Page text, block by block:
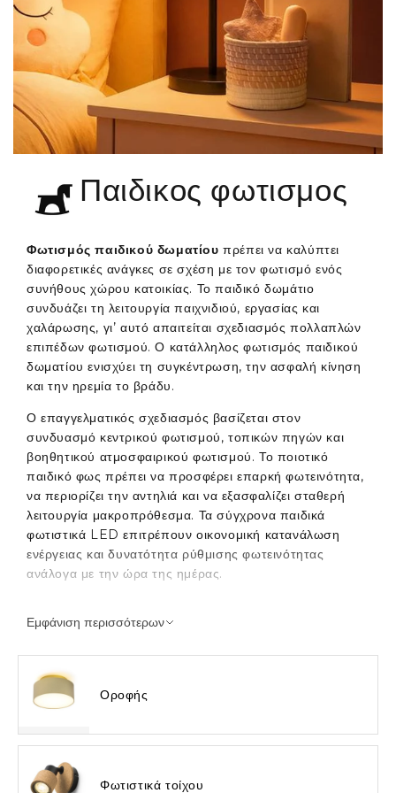
Παιδικος φωτισμος
Φωτισμός παιδικού δωματίου πρέπει να καλύπτει
διαφορετικές ανάγκες σε σχέση με τον φωτισμό ενός
συνήθους χώρου κατοικίας. Το παιδικό δωμάτιο
συνδυάζει τη λειτουργία παιχνιδιού, εργασίας και
χαλάρωσης, γι’ αυτό απαιτείται σχεδιασμός πολλαπλών
επιπέδων φωτισμού. Ο κατάλληλος φωτισμός παιδικού
δωματίου ενισχύει τη συγκέντρωση, την ασφαλή κίνηση
και την ηρεμία το βράδυ.
Ο επαγγελματικός σχεδιασμός βασίζεται στον
συνδυασμό κεντρικού φωτισμού, τοπικών πηγών και
βοηθητικού ατμοσφαιρικού φωτισμού. Το ποιοτικό
παιδικό φως πρέπει να προσφέρει επαρκή φωτεινότητα,
να περιορίζει την αντηλιά και να εξασφαλίζει σταθερή
λειτουργία μακροπρόθεσμα. Τα σύγχρονα παιδικά
φωτιστικά LED επιτρέπουν οικονομική κατανάλωση
ενέργειας και δυνατότητα ρύθμισης φωτεινότητας
ανάλογα με την ώρα της ημέρας.
Πολύστρωτος φωτισμός παιδικού
δωματίου
Ο φωτισμός για το παιδικό δωμάτιο
οργανώνεται σε τρία βασικά επίπεδα: κεντρικός
συμπληρωματικό νυχτερινό φως. Μία μόνο κεντρική
πηγή δεν καλύπτει όλες τις ανάγκες του παιδιού κατά τη
διάρκεια της ημέρας.
Εμφάνιση περισσότερων
Οροφής
Φωτιστικά τοίχου